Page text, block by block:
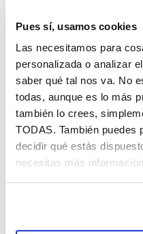
Pues sí, usamos cookies
Las necesitamos para
personalizada o analizar
saber qué tal nos va. No
todas, aunque es lo más
también lo crees,
TODAS. También puedes
decidir qué estás
necesitas más
Formatu txikiko
den film